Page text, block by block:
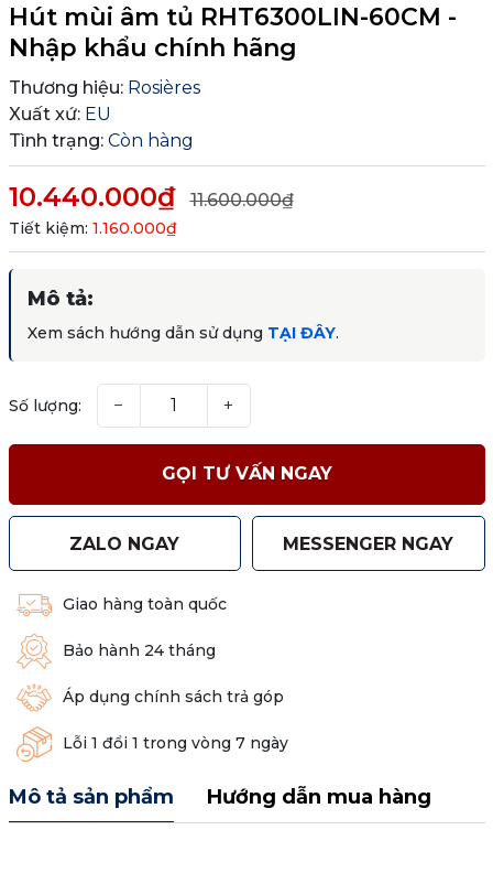
Hút mùi âm tủ RHT6300LIN-60CM -
Nhập khẩu chính hãng
Thương hiệu: Rosières
Xuất xứ: EU
Tình trạng: Còn hàng
10.440.000₫ 11.600.000₫
Tiết kiệm: 1.160.000₫
Mô tả:
Xem sách hướng dẫn sử dụng TẠI ĐÂY.
Số lượng: − +
GỌI TƯ VẤN NGAY
ZALO NGAY MESSENGER NGAY
Giao hàng toàn quốc
Bảo hành 24 tháng
Áp dụng chính sách trả góp
Lỗi 1 đổi 1 trong vòng 7 ngày
Mô tả sản phẩm Hướng dẫn mua hàng